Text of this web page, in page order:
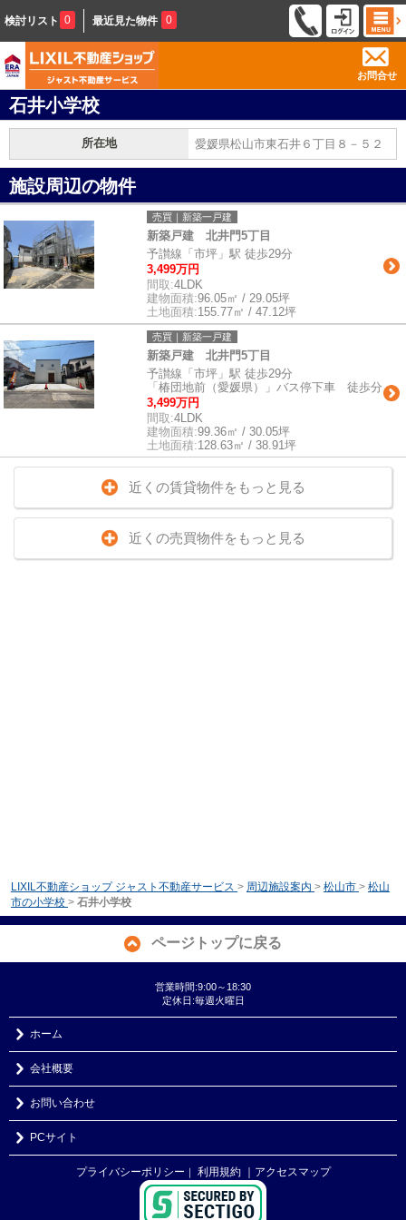
検討リスト 0 最近見た物件 0
お問合せ
石井小学校
所在地 愛媛県松山市東石井６丁目８－５２
施設周辺の物件
売買｜新築一戸建
新築戸建 北井門5丁目
予讃線「市坪」駅 徒歩29分
3,499万円
間取:4LDK
建物面積:96.05㎡ / 29.05坪
土地面積:155.77㎡ / 47.12坪
売買｜新築一戸建
新築戸建 北井門5丁目
予讃線「市坪」駅 徒歩29分
「椿団地前（愛媛県）」バス停下車 徒歩分
3,499万円
間取:4LDK
建物面積:99.36㎡ / 30.05坪
土地面積:128.63㎡ / 38.91坪
近くの賃貸物件をもっと見る
近くの売買物件をもっと見る
LIXIL不動産ショップ ジャスト不動産サービス > 周辺施設案内 > 松山市 > 松山
市の小学校 > 石井小学校
ページトップに戻る
営業時間:9:00～18:30
定休日:毎週火曜日
ホーム
会社概要
お問い合わせ
PCサイト
プライバシーポリシー ｜ 利用規約 ｜アクセスマップ